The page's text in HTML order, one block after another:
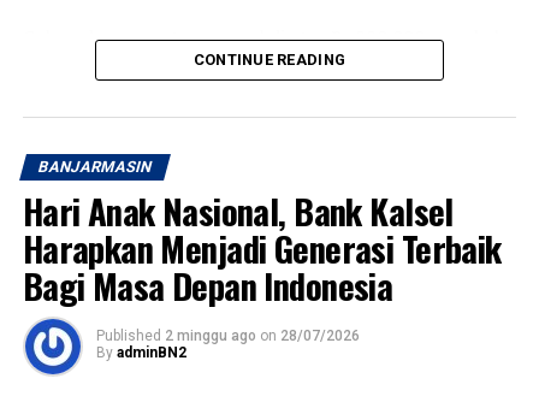
Cukup dengan setoran awal di atas Rp220.000, nasabah
berkesempatan memperoleh voucher belanja senilai
Agustus 2026 di 13 Kantor Cabang Syariah dan Kantor
Cabang Pembantu Syariah Bank Kalsel Syariah yang
tersebar di Kalimantan Selatan.
Karena tanggal 1 dan 2 Agustus bertepatan dengan hari
Sabtu dan Minggu, saya baru bisa datang pada Senin
pagi ke Kantor Cabang Syariah Bank Kalsel Syariah di
Jalan S. Parman, Banjarmasin.
Sesampainya di sana, saya disambut dengan ramah oleh
CONTINUE READING
BANJARMASIN
Hari Anak Nasional, Bank Kalsel
Harapkan Menjadi Generasi Terbaik
Bagi Masa Depan Indonesia
Published 2 minggu ago on 28/07/2026
By adminBN2